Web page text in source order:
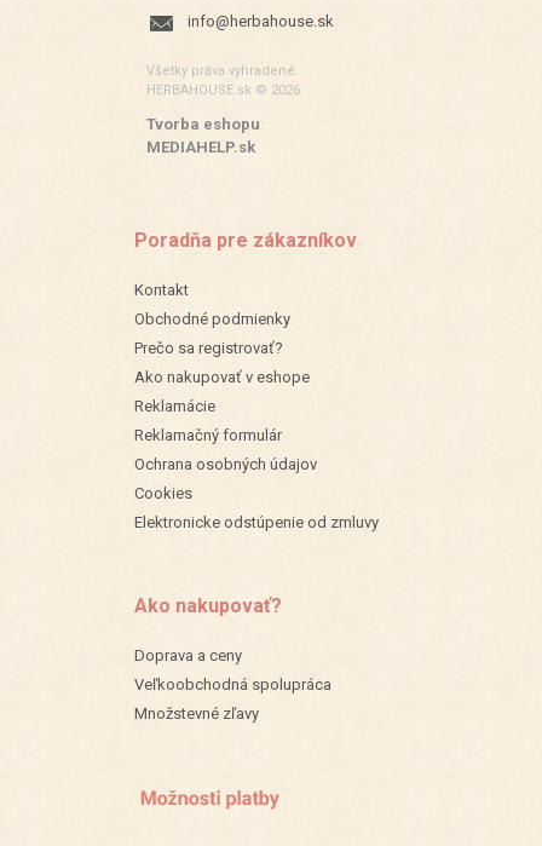
info@herbahouse.sk
Všetky práva vyhradené.
HERBAHOUSE.sk © 2026
Tvorba eshopu:
MEDIAHELP.sk
Poradňa pre zákazníkov
Kontakt
Obchodné podmienky
Prečo sa registrovať?
Ako nakupovať v eshope
Reklamácie
Reklamačný formulár
Ochrana osobných údajov
Cookies
Elektronicke odstúpenie od zmluvy
Ako nakupovať?
Doprava a ceny
Veľkoobchodná spolupráca
Množstevné zľavy